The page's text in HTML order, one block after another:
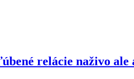
relácie naživo